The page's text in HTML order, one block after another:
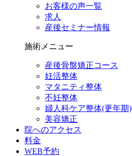
お客様の声一覧
求人
産後セミナー情報
施術メニュー
産後骨盤矯正コース
妊活整体
マタニティ整体
不妊整体
婦人科ケア整体(更年期)
美容矯正
院へのアクセス
料金
WEB予約